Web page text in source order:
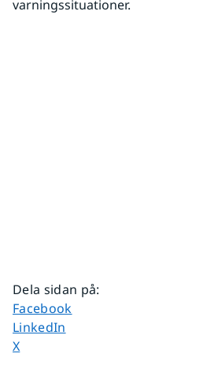
varningssituationer.
Dela sidan på:
Dela sidan på
Facebook
Dela sidan på
LinkedIn
Dela sidan på
X